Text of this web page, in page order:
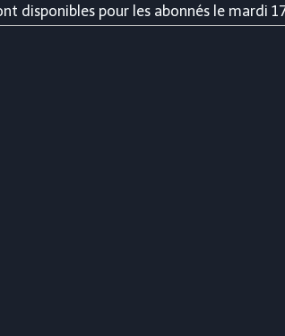
disponibles pour les abonnés le mardi